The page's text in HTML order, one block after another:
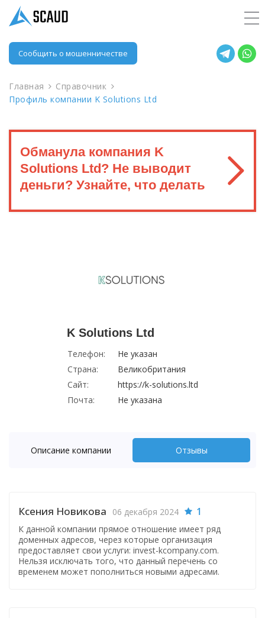
Сообщить о мошенничестве
Главная
Справочник
Профиль компании K Solutions Ltd
Обманула компания K
Solutions Ltd? Не выводит
деньги? Узнайте, что делать
K Solutions Ltd
Телефон:
Не указан
Страна:
Великобритания
Сайт:
https://k-solutions.ltd
Почта:
Не указана
Описание компании Отзывы
Ксения Новикова 06 декабря 2024 1
К данной компании прямое отношение имеет ряд
доменных адресов, через которые организация
предоставляет свои услуги: invest-kcompany.com.
Нельзя исключать того, что данный перечень со
временем может пополниться новыми адресами.